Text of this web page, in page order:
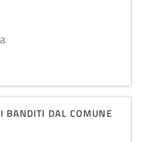
BANDITI DAL COMUNE